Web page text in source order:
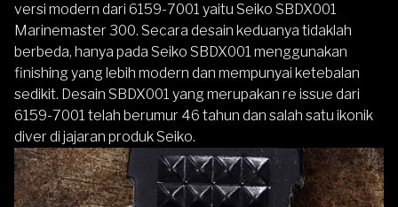
versi modern dari 6159-7001 yaitu Seiko SBDX001
Marinemaster 300. Secara desain keduanya tidaklah
berbeda, hanya pada Seiko SBDX001 menggunakan
finishing yang lebih modern dan mempunyai ketebalan
sedikit. Desain SBDX001 yang merupakan re issue dari
6159-7001 telah berumur 46 tahun dan salah satu ikonik
diver di jajaran produk Seiko.